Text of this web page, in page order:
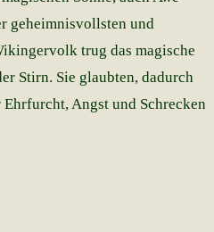
geheimnisvollsten und
trug das magische
Stirn. Sie glaubten, dadurch
Angst und Schrecken